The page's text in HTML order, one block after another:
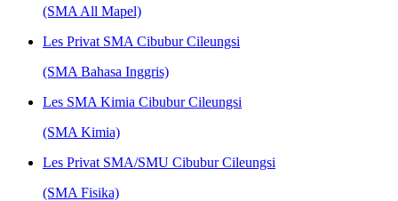
(SMA All Mapel)
Les Privat SMA Cibubur Cileungsi
(SMA Bahasa Inggris)
Les SMA Kimia Cibubur Cileungsi
(SMA Kimia)
Les Privat SMA/SMU Cibubur Cileungsi
(SMA Fisika)